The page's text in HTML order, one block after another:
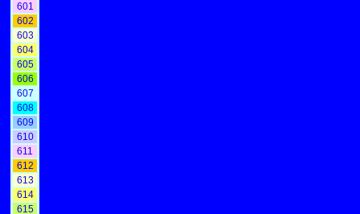
601
602
603
604
605
606
607
608
609
610
611
612
613
614
615